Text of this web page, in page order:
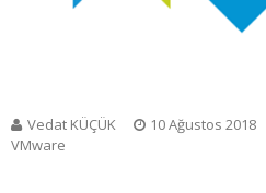
Vedat KÜÇÜK 10 Ağustos 2018
VMware